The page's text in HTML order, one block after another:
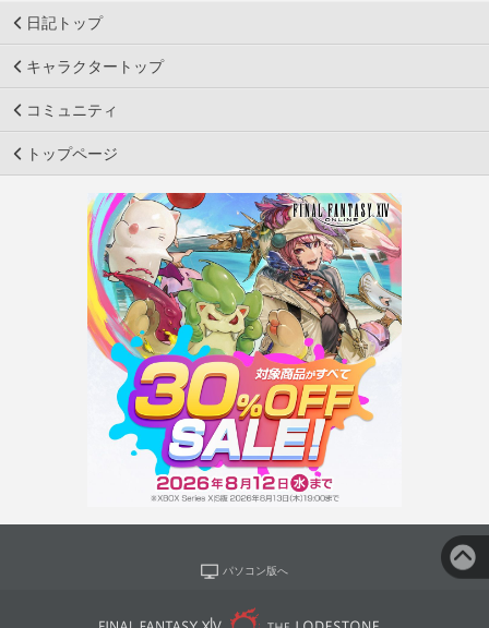
日記トップ
キャラクタートップ
コミュニティ
トップページ
パソコン版へ